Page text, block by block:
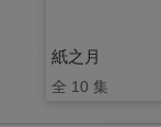
紙之月
全 10 集